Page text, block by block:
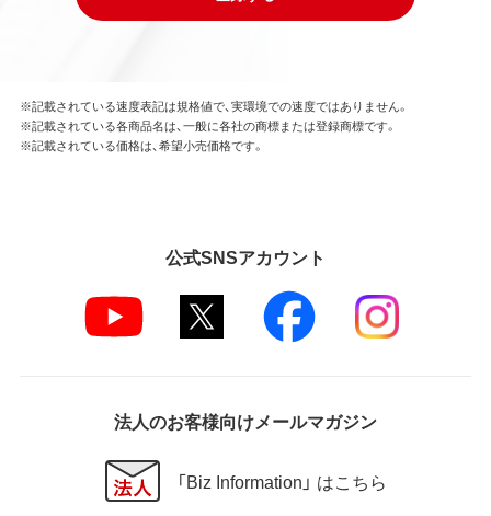
※記載されている速度表記は規格値で、実環境での速度ではありません。
※記載されている各商品名は、一般に各社の商標または登録商標です。
※記載されている価格は、希望小売価格です。
公式SNSアカウント
法人のお客様向けメールマガジン
「Biz Information」 はこちら